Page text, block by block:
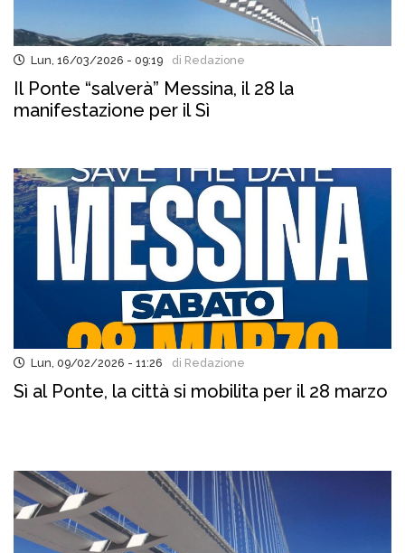
Lun, 16/03/2026 - 09:19 di Redazione
Il Ponte “salverà” Messina, il 28 la
manifestazione per il Sì
Lun, 09/02/2026 - 11:26 di Redazione
Sì al Ponte, la città si mobilita per il 28 marzo